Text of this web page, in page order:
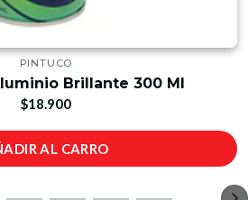
PINTUCO
Brillante 300 Ml
$18.900
AL CARRO